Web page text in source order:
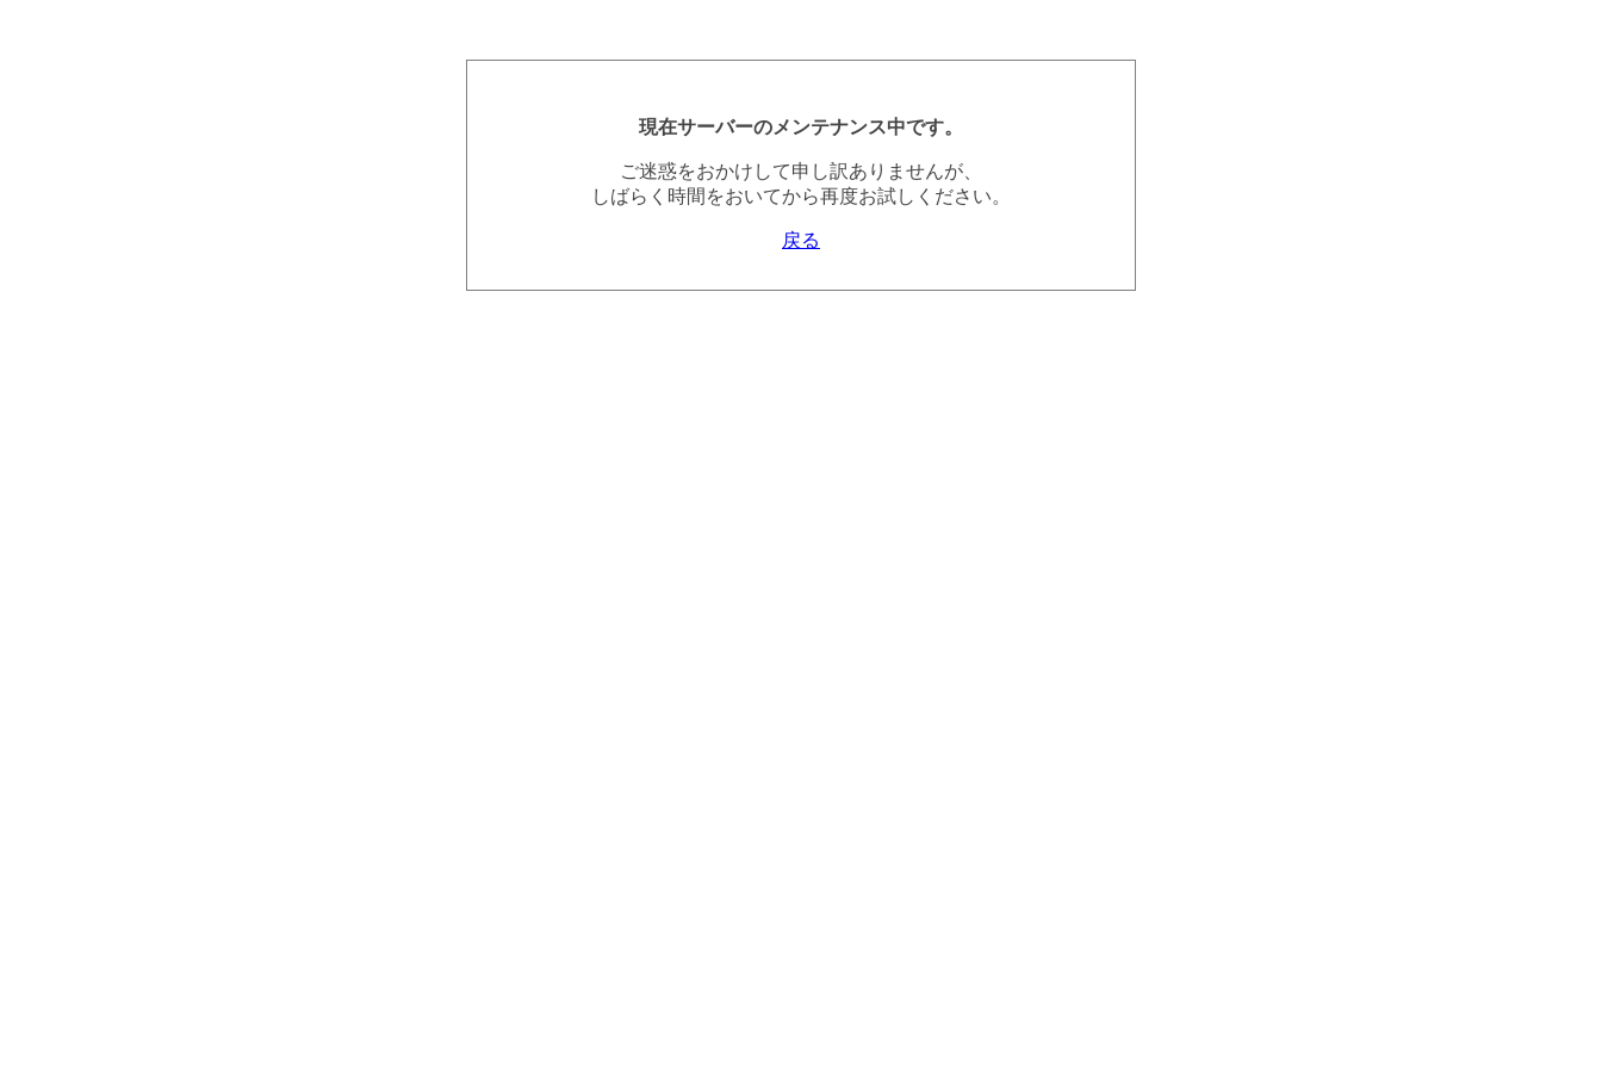
現在サーバーのメンテナンス中です。
ご迷惑をおかけして申し訳ありませんが、
しばらく時間をおいてから再度お試しください。
戻る